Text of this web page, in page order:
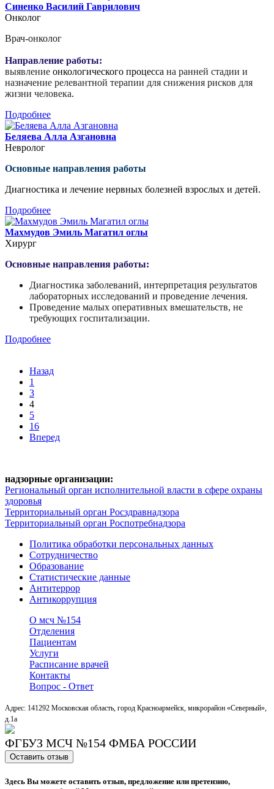
Синенко Василий Гаврилович
Онколог
Врач-онколог
Направление работы:
выявление онкологического процесса на ранней стадии и
назначение релевантной терапии для снижения рисков для
жизни человека.
Подробнее
Беляева Алла Азгановна
Невролог
Основные направления работы
Диагностика и лечение нервных болезней взрослых и детей.
Подробнее
Махмудов Эмиль Магатил оглы
Хирург
Основные направления работы:
Диагностика заболеваний, интерпретация результатов
лабораторных исследований и проведение лечения.
Проведение малых оперативных вмешательств, не
требующих госпитализации.
Подробнее
Назад
1
3
4
5
16
Вперед
надзорные организации:
Региональный орган исполнительной власти в сфере охраны
здоровья
Территориальный орган Росздравнадзора
Территориальный орган Роспотребнадзора
Политика обработки персональных данных
Сотрудничество
Образование
Статистические данные
Антитеррор
Антикоррупция
О мсч №154
Отделения
Пациентам
Услуги
Расписание врачей
Контакты
Вопрос - Ответ
Адрес: 141292 Московская область, город Красноармейск, микрорайон «Северный»,
д.1a
ФГБУЗ МСЧ №154 ФМБА РОССИИ
Оставить отзыв
Здесь Вы можете оставить отзыв, предложение или претензию,